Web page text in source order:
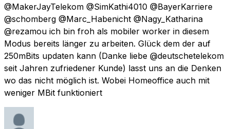
@MakerJayTelekom @SimKathi4010 @BayerKarriere
@schomberg @Marc_Habenicht @Nagy_Katharina
@rezamou ich bin froh als mobiler worker in diesem
Modus bereits länger zu arbeiten. Glück dem der auf
250mBits updaten kann (Danke liebe @deutschetelekom
seit Jahren zufriedener Kunde) lasst uns an die Denken
wo das nicht möglich ist. Wobei Homeoffice auch mit
weniger MBit funktioniert